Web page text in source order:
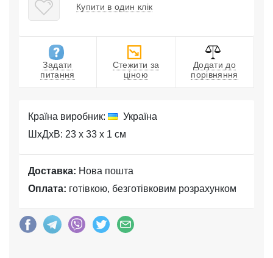
Купити в один клік
Задати
питання
Стежити за
ціною
Додати до
порівняння
Країна виробник:
Україна
ШхДхВ: 23 x 33 x 1 см
Доставка: Нова пошта
Оплата: готівкою, безготівковим розрахунком